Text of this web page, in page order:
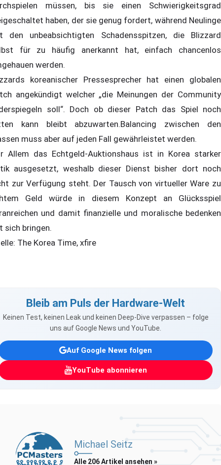
müssen, bis sie einen Schwierigkeitsgrad
haben, der sie genug fordert, während Neulinge
den unbeabsichtigten Schadensspitzen, die Blizzard
für zu häufig anerkannt hat, einfach chancenlos
werden.
koreanischer Pressesprecher hat einen globalen
angekündigt welcher „die Meinungen der Community
soll“. Doch ob dieser Patch das Spiel noch
kann bleibt abzuwarten.Balancing zwischen den
muss aber auf jeden Fall gewährleistet werden.
Allem das Echtgeld-Auktionshaus ist in Korea starker
ausgesetzt, weshalb dieser Dienst bisher dort noch
zur Verfügung steht. Der Tausch von virtueller Ware zu
Geld würde in diesem Konzept an Glücksspiel
und damit finanzielle und moralische bedenken
sich bringen.
The Korea Time, xfire
Bleib am Puls der Hardware-Welt
Keinen Test, keinen Leak und keinen Deep-Dive verpassen – folge
uns auf Google News und YouTube.
Auf Google News folgen
YouTube abonnieren
Michael Seitz
Alle 206 Artikel ansehen »